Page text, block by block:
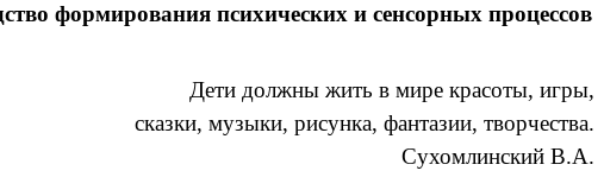
формирования психических и сенсорных процессов
Дети должны жить в мире красоты, игры,
сказки, музыки, рисунка, фантазии, творчества.
Сухомлинский В.А.